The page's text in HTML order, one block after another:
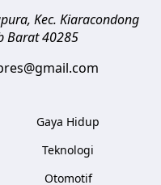
Kec. Kiaracondong
Barat 40285
Gaya Hidup
Teknologi
Otomotif